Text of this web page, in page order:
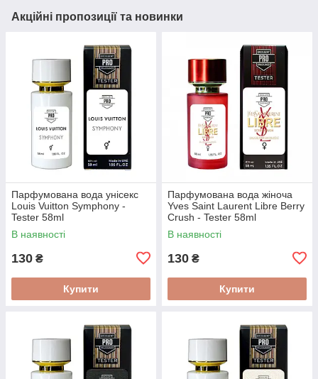
Акційні пропозиції та новинки
Парфумована вода унісекс
Louis Vuitton Symphony -
Tester 58ml
В наявності
130 ₴
Купити
Парфумована вода жіноча
Yves Saint Laurent Libre Berry
Crush - Tester 58ml
В наявності
130 ₴
Купити